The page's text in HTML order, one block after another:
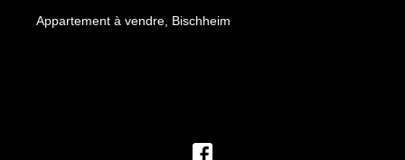
Appartement à vendre, Bischheim